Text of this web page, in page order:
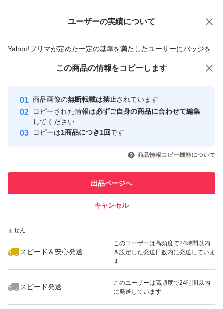
ユーザーの実績について
Yahoo!フリマが定めた一定の基準を満たしたユーザーにバッジを
付与しています
安心取引出品者
心・安全なユーザーです
取引実績
引を完了させた実績があります
での取引実績があります
ません
スピード＆安心発送
このユーザーは高頻度で24時間以内
＆設定した発送日数内に発送していま
す
スピード発送
このユーザーは高頻度で24時間以内
に発送しています
価格の相談 商品への質問
この商品の情報をコピーします
商品画像の無断転載は禁止されています
コピーされた情報は必ずご自身の商品に合わせて編集
してください
コピーは1商品につき1回です
商品情報コピー機能について
出品ページへ
キャンセル
この商品をみている人にオススメ
いいね！
1,680